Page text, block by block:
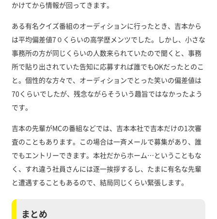
かけてから情報が回ってきます。
ある有名クイズ番組のオーディションに行ったとき、吉本から
は平均偏差値7０くらいの高学歴メンツでした。しかし、小さな
事務所の方が同じくらいの人数来られていたので聞くと、事務
所で貼り出されていた告知に応募すれば誰でもOKだったとのこ
と。個性的な方々で、オーディションでとった笑いの偏差値は
70くらいでしたが、残念ながらそういう趣旨ではなかったよう
です。
吉本の先輩がMCの番組などでは、吉本本社で吉本だけの1次審
査のこともあります。この場合は一斉メールで募集があり、誰
でもエントリーできます。本社だからホーム…ということもな
く、すれ違う社員さんには逐一挨拶するし、たまに有名な先輩
と遭遇することもあるので、結局同じくらい緊張します。
まとめ